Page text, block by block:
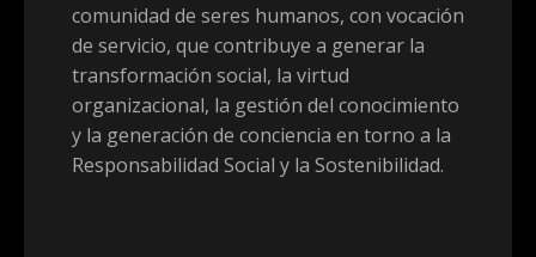
comunidad de seres humanos, con vocación
de servicio, que contribuye a generar la
transformación social, la virtud
organizacional, la gestión del conocimiento
y la generación de conciencia en torno a la
Responsabilidad Social y la Sostenibilidad.